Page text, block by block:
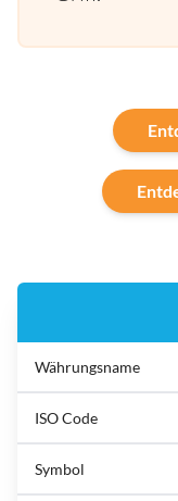
Währungsname
ISO Code
Symbol